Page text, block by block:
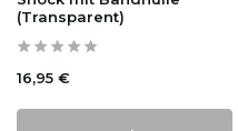
(Transparent)
16,95 €